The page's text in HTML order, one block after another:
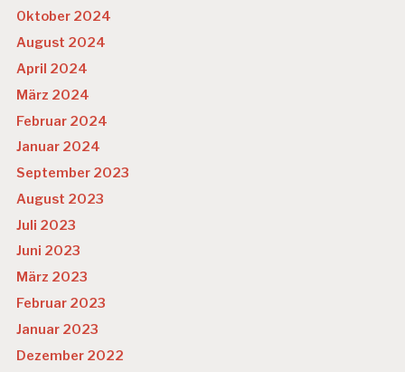
Oktober 2024
August 2024
April 2024
März 2024
Februar 2024
Januar 2024
September 2023
August 2023
Juli 2023
Juni 2023
März 2023
Februar 2023
Januar 2023
Dezember 2022